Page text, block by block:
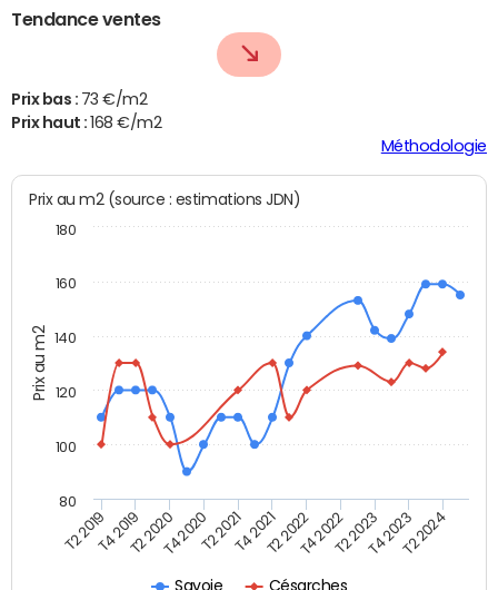
Tendance ventes
Prix bas : 73 €/m2
Prix haut : 168 €/m2
Méthodologie
Prix au m2
Prix au m2 (source : estimations JDN)
Savoie Césarches
T2 2019T4 2019T2 2020T4 2020T2 2021T4 2021T2 2022T4 2022T2 2023T4 2023T2 2024
80
100
120
140
160
180